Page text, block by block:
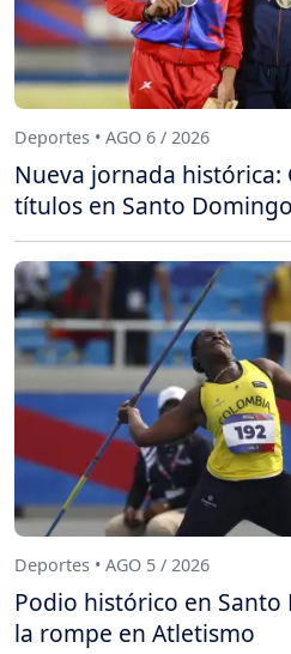
Deportes • AGO 6 / 2026
Nueva jornada histórica:
títulos en Santo Domingo
Deportes • AGO 5 / 2026
Podio histórico en
la rompe en Atletismo